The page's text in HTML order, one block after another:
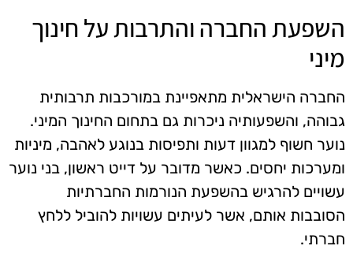
השפעת החברה והתרבות על חינוך
מיני
החברה הישראלית מתאפיינת במורכבות תרבותית
גבוהה, והשפעותיה ניכרות גם בתחום החינוך המיני.
נוער חשוף למגוון דעות ותפיסות בנוגע לאהבה, מיניות
ומערכות יחסים. כאשר מדובר על דייט ראשון, בני נוער
עשויים להרגיש בהשפעת הנורמות החברתיות
הסובבות אותם, אשר לעיתים עשויות להוביל ללחץ
חברתי.